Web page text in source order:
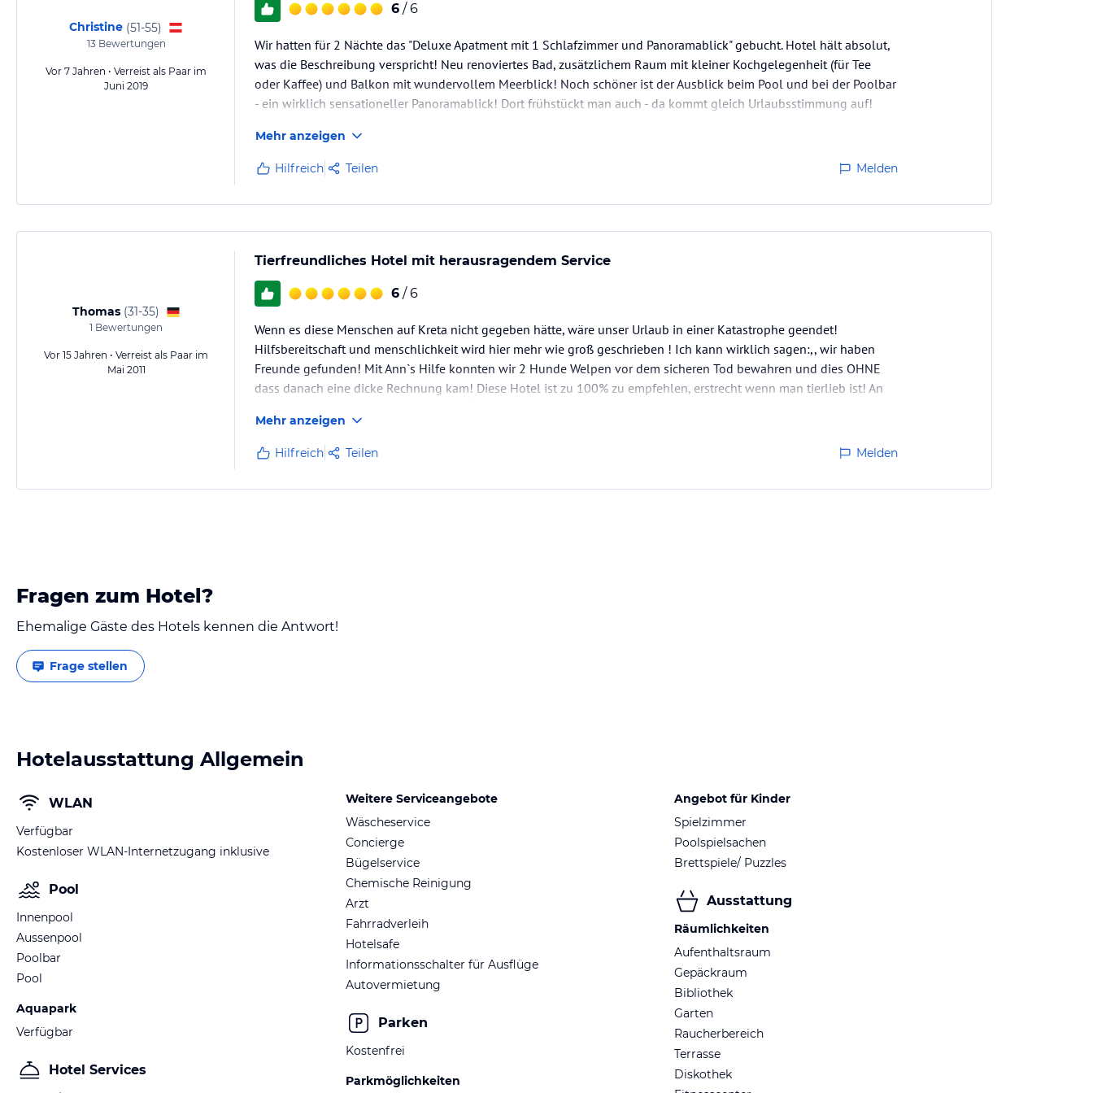
Christine (51-55)
13Bewertungen
Vor 7 Jahren • Verreist als Paar im
Juni 2019
6 / 6
Wir hatten für 2 Nächte das "Deluxe Apatment mit 1 Schlafzimmer und Panoramablick" gebucht. Hotel hält absolut,
was die Beschreibung verspricht! Neu renoviertes Bad, zusätzlichem Raum mit kleiner Kochgelegenheit (für Tee
oder Kaffee) und Balkon mit wundervollem Meerblick! Noch schöner ist der Ausblick beim Pool und bei der Poolbar
- ein wirklich sensationeller Panoramablick! Dort frühstückt man auch - da kommt gleich Urlaubsstimmung auf!
Mehr anzeigen
Hilfreich Teilen Melden
Thomas (31-35)
1 Bewertungen
Vor 15 Jahren • Verreist als Paar im
Mai 2011
Tierfreundliches Hotel mit herausragendem Service
6 / 6
Wenn es diese Menschen auf Kreta nicht gegeben hätte, wäre unser Urlaub in einer Katastrophe geendet!
Hilfsbereitschaft und menschlichkeit wird hier mehr wie groß geschrieben ! Ich kann wirklich sagen:,, wir haben
Freunde gefunden! Mit Ann`s Hilfe konnten wir 2 Hunde Welpen vor dem sicheren Tod bewahren und dies OHNE
dass danach eine dicke Rechnung kam! Diese Hotel ist zu 100% zu empfehlen, erstrecht wenn man tierlieb ist! An
Mehr anzeigen
Hilfreich Teilen Melden
Fragen zum Hotel?
Ehemalige Gäste des Hotels kennen die Antwort!
Frage stellen
Hotelausstattung Allgemein
WLAN
Verfügbar
Kostenloser WLAN-Internetzugang inklusive
Pool
Innenpool
Aussenpool
Poolbar
Pool
Aquapark
Verfügbar
Hotel Services
Weitere Serviceangebote
Wäscheservice
Concierge
Bügelservice
Chemische Reinigung
Arzt
Fahrradverleih
Hotelsafe
Informationsschalter für Ausflüge
Autovermietung
Parken
Kostenfrei
Parkmöglichkeiten
Angebot für Kinder
Spielzimmer
Poolspielsachen
Brettspiele/ Puzzles
Ausstattung
Räumlichkeiten
Aufenthaltsraum
Gepäckraum
Bibliothek
Garten
Raucherbereich
Terrasse
Diskothek